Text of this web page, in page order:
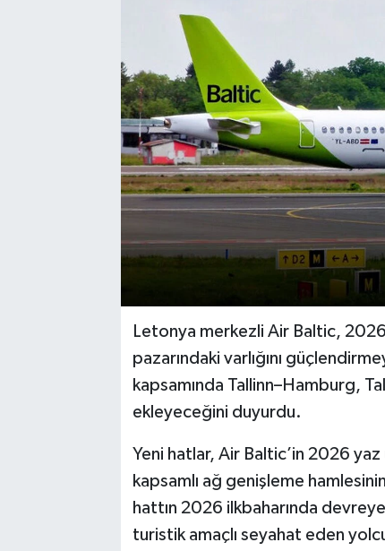
Letonya merkezli Air Baltic,
pazarındaki varlığını
kapsamında Tallinn–Hamburg,
ekleyeceğini duyurdu.
Yeni hatlar, Air Baltic’in 2026
kapsamlı ağ genişleme
hattın 2026 ilkbaharında
turistik amaçlı seyahat eden